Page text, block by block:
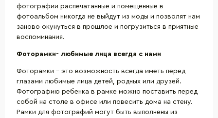
фотографии распечатанные и помещенные в
фотоальбом никогда не выйдут из моды и позволят нам
заново окунуться в прошлое и погрузиться в приятные
воспоминания.
Фоторамки- любимые лица всегда с нами
Фоторамки – это возможность всегда иметь перед
глазами любимые лица детей, родных или друзей.
Фотографию ребенка в рамке можно поставить перед
собой на столе в офисе или повесить дома на стену.
Рамки для фотографий могут быть выполнены из